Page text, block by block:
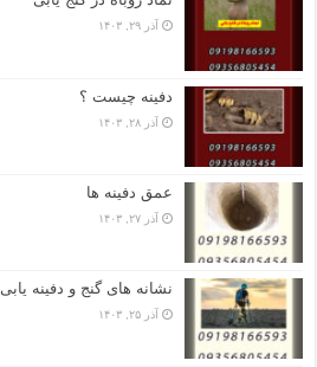
آذر ۲۹, ۱۴۰۳
دفینه چیست ؟
آذر ۲۸, ۱۴۰۳
عمق دفینه ها
آذر ۲۷, ۱۴۰۳
نشانه های گنج و دفینه یابی
آذر ۲۵, ۱۴۰۳